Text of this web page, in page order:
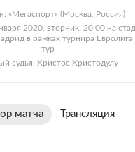
«Мегаспорт» (Москва, Россия)
2020, вторник. 20:00 на
в рамках турнира
тур
судья: Христос Христодулу
матча Трансляция